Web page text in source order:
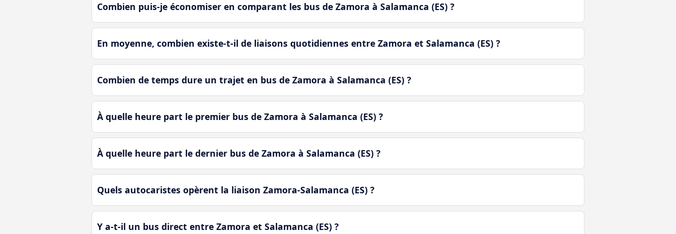
Combien puis-je économiser en comparant les bus de Zamora à Salamanca (ES) ?
En moyenne, combien existe-t-il de liaisons quotidiennes entre Zamora et Salamanca (ES) ?
Combien de temps dure un trajet en bus de Zamora à Salamanca (ES) ?
À quelle heure part le premier bus de Zamora à Salamanca (ES) ?
À quelle heure part le dernier bus de Zamora à Salamanca (ES) ?
Quels autocaristes opèrent la liaison Zamora-Salamanca (ES) ?
Y a-t-il un bus direct entre Zamora et Salamanca (ES) ?